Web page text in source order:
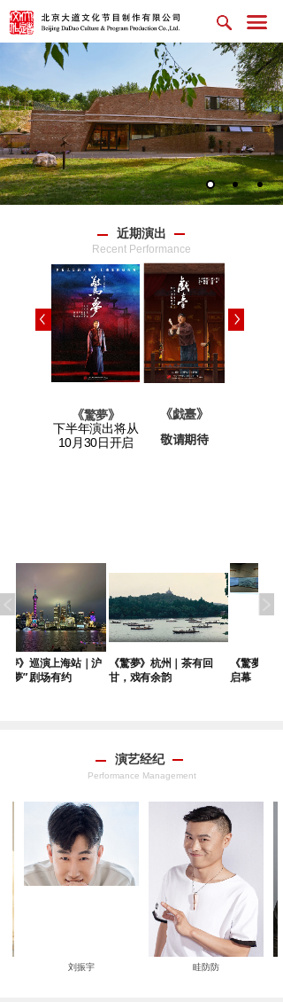
近期演出
Recent Performance
《驚夢》
下半年演出将从
10月30日开启
《戯臺》
敬请期待
海站｜沪
约
《驚夢》杭州｜茶有回
甘，戏有余韵
《驚夢》巡演苏州站端午
刘振宇 眭防防
演艺经纪
Performance Management